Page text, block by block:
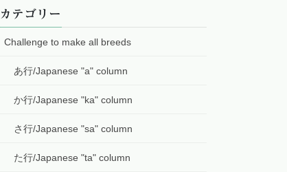
カテゴリー
Challenge to make all breeds
あ行/Japanese "a" column
か行/Japanese "ka" column
さ行/Japanese "sa" column
た行/Japanese "ta" column